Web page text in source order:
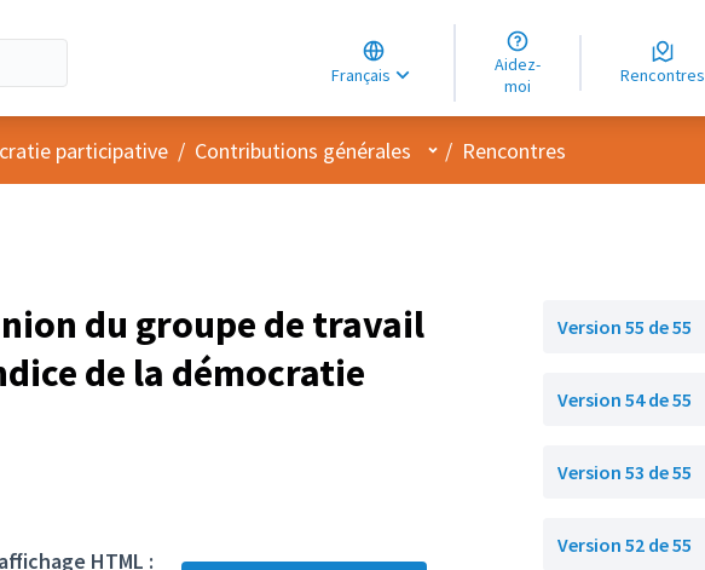
Français
Choose language
Choisir la langue
Elegir el idioma
Aidez-
moi
Rencontres
participative / Contributions générales Menu utilisateur
/ Rencontres
du groupe de travail
de la démocratie
HTML :
Version 55 de 55
Version 54 de 55
Version 53 de 55
Version 52 de 55